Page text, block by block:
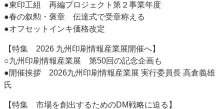
●東印工組 再編プロジェクト第２事業年度
●春の叙勲・褒章 伝達式で受章称える
●オフセットインキ価格改定
【特集 2026 九州印刷情報産業展開催へ】
○九州印刷情報産業展 第50回の記念企画も
●開催挨拶 2026九州印刷情報産業展 実行委員長 高倉義雄
氏
【特集 市場を創出するためのDM戦略に迫る】